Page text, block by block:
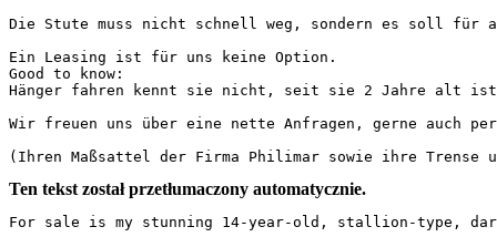
Die Stute muss nicht schnell weg, sondern es soll für
Ein Leasing ist für uns keine Option.
Good to know:
Hänger fahren kennt sie nicht, seit sie 2 Jahre alt
Wir freuen uns über eine nette Anfragen, gerne auch per
(Ihren Maßsattel der Firma Philimar sowie ihre Trense
Ten tekst został przetłumaczony automatycznie.
For sale is my stunning 14-year-old, stallion-type,